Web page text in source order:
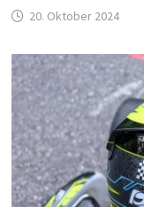
20. Oktober 2024